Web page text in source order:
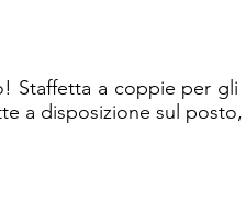
Staffetta a coppie per
a disposizione sul